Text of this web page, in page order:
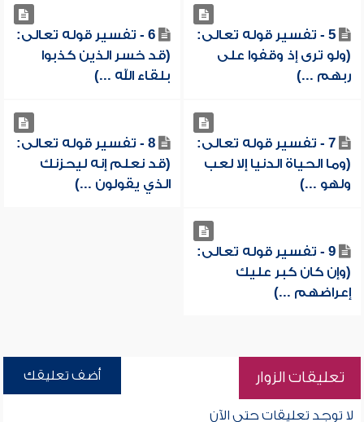
5 - تفسير قوله تعالى:
(ولو ترى إذ وقفوا على
ربهم ...)
6 - تفسير قوله تعالى:
(قد خسر الذين كذبوا
بلقاء الله ...)
7 - تفسير قوله تعالى:
(وما الحياة الدنيا إلا لعب
ولهو ...)
8 - تفسير قوله تعالى:
(قد نعلم إنه ليحزنك
الذي يقولون ...)
9 - تفسير قوله تعالى:
(وإن كان كبر عليك
إعراضهم ...)
تعليقات الزوار أضف تعليقك
لا توجد تعليقات حتى الآن